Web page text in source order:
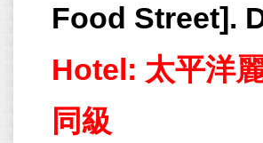
Food Street].
Hotel: 太平洋
同級